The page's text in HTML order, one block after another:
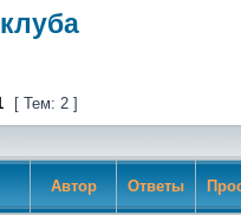
[ Тем: 2 ]
Автор Ответы